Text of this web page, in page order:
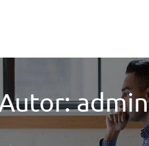
admin